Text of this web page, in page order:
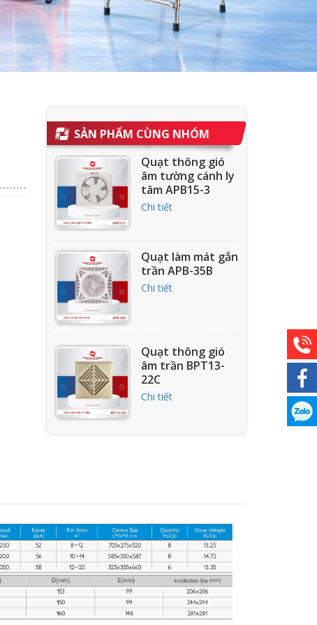
SẢN PHẨM CÙNG NHÓM
Quạt thông gió
âm tường cánh ly
tâm APB15-3
Chi tiết
Quạt làm mát gắn
trần APB-35B
Chi tiết
Quạt thông gió
âm trần BPT13-
22C
Chi tiết
Quạt thông gió
hút mùi bếp
APB25-5C
Chi tiết